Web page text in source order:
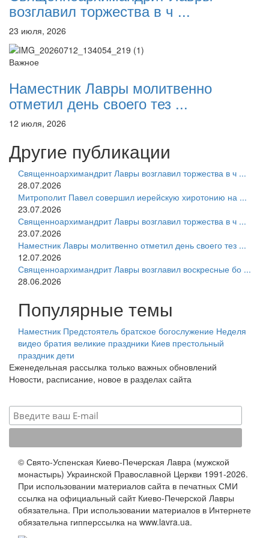
возглавил торжества в ч ...
23 июля, 2026
Важное
Наместник Лавры молитвенно
отметил день своего тез ...
12 июля, 2026
Другие публикации
Священноархимандрит Лавры возглавил торжества в ч ...
28.07.2026
Митрополит Павел совершил иерейскую хиротонию на ...
23.07.2026
Священноархимандрит Лавры возглавил торжества в ч ...
23.07.2026
Наместник Лавры молитвенно отметил день своего тез ...
12.07.2026
Священноархимандрит Лавры возглавил воскресные бо ...
28.06.2026
Популярные темы
Наместник Предстоятель братское богослужение Неделя
видео братия великие праздники Киев престольный
праздник дети
Еженедельная рассылка только важных обновлений
Новости, расписание, новое в разделах сайта
© Свято-Успенская Киево-Печерская Лавра (мужской
монастырь) Украинской Православной Церкви 1991-2026.
При использовании материалов сайта в печатных СМИ
ссылка на официальный сайт Киево-Печерской Лавры
обязательна. При использовании материалов в Интернете
обязательна гипперссылка на www.lavra.ua.